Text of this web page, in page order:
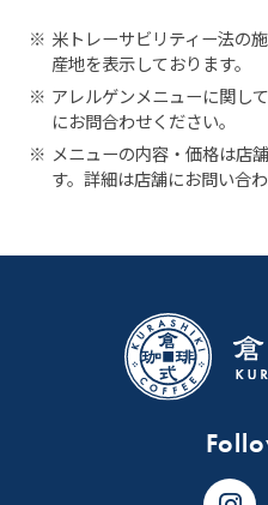
※ 米トレーサビリティー法の
産地を表示しております。
※ アレルゲンメニューに関し
にお問合わせください。
※ メニューの内容・価格は店
す。詳細は店舗にお問い合わ